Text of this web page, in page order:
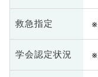
救急指定
学会認定状況